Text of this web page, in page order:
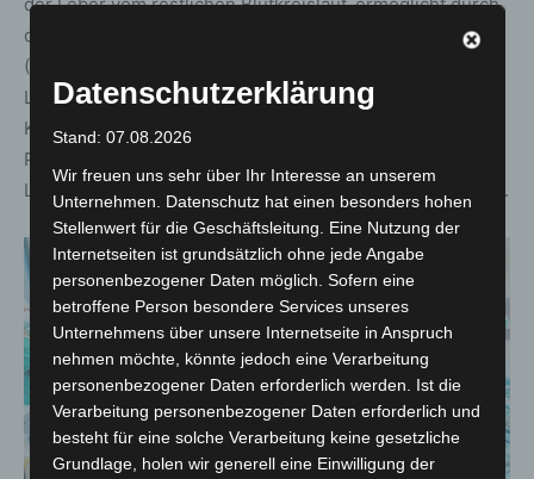
den Einsatz der extrakorporalen Membranoxygenierung
(ECMO). Dieses Verfahren, das normalerweise als Herz-
Lungen-Maschine fungiert, wurde hier genutzt, um die
Kreislauffunktion während der OP aufrechtzuerhalten.
Parallel versorgte ein spezielles Perfusionsgerät die
Leber mit einer gekühlten, sauerstoffreichen Nährlösung.
Datenschutzerklärung
Stand: 07.08.2026
Wir freuen uns sehr über Ihr Interesse an unserem
Unternehmen. Datenschutz hat einen besonders hohen
Stellenwert für die Geschäftsleitung. Eine Nutzung der
Internetseiten ist grundsätzlich ohne jede Angabe
personenbezogener Daten möglich. Sofern eine
betroffene Person besondere Services unseres
Unternehmens über unsere Internetseite in Anspruch
nehmen möchte, könnte jedoch eine Verarbeitung
personenbezogener Daten erforderlich werden. Ist die
Verarbeitung personenbezogener Daten erforderlich und
besteht für eine solche Verarbeitung keine gesetzliche
Grundlage, holen wir generell eine Einwilligung der